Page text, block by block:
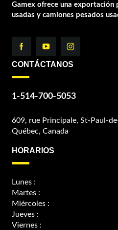
Gamex ofrece una exportación
usadas y camiones pesados
CONTÁCTANOS
1-514-700-5053
609, rue Principale, St-Paul-
Québec, Canada
HORARIOS
Lunes :
Martes :
Miércoles :
Jueves :
Viernes :